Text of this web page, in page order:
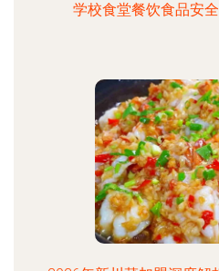
学校食堂餐饮食品安